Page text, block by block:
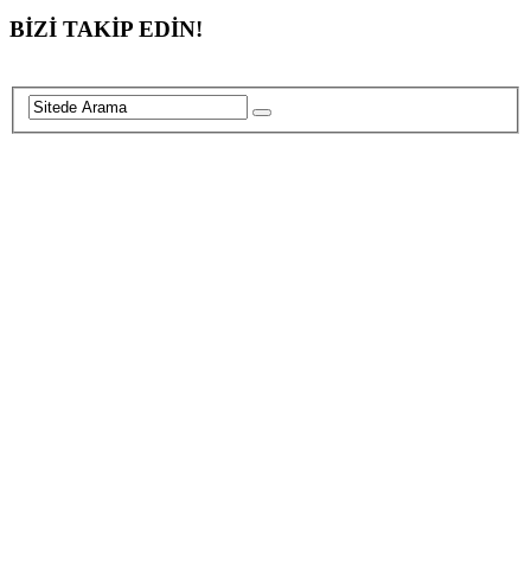
BİZİ TAKİP EDİN!